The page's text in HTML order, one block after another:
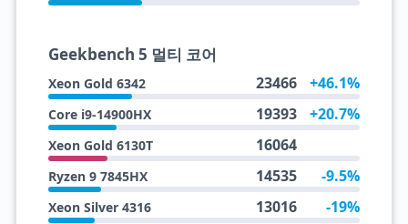
Geekbench 5 멀티 코어
Xeon Gold 6342 23466 +46.1%
Core i9-14900HX 19393 +20.7%
Xeon Gold 6130T 16064
Ryzen 9 7845HX 14535 -9.5%
Xeon Silver 4316 13016 -19%